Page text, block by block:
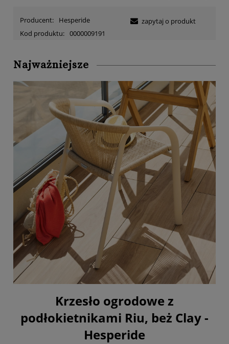
Producent:
Hesperide
Kod produktu: 0000009191
zapytaj o produkt
Najważniejsze
Krzesło ogrodowe z
podłokietnikami Riu, beż Clay -
Hesperide